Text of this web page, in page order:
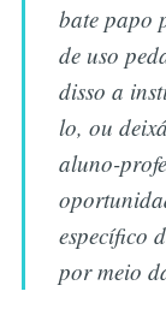
bate papo
de uso
disso a
lo, ou
aluno-
específico
por meio